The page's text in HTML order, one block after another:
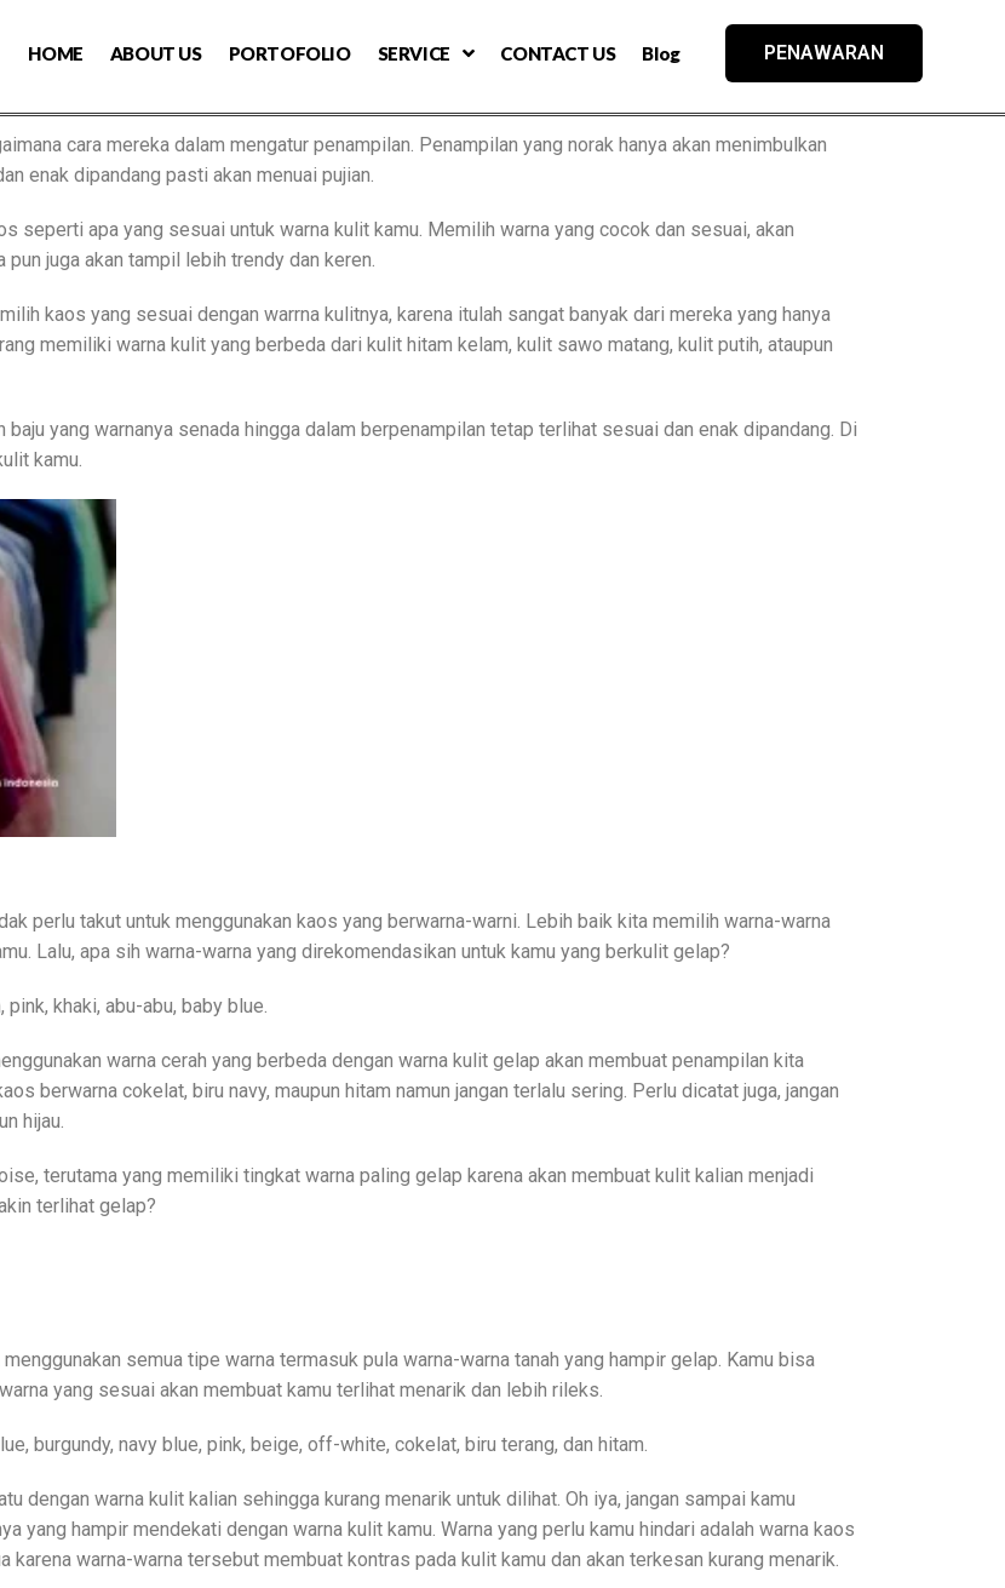
HOME ABOUT US PORTOFOLIO SERVICE CONTACT US Blog PENAWARAN
cara mereka dalam mengatur penampilan. Penampilan yang norak hanya akan menimbulkan
enak dipandang pasti akan menuai pujian.
seperti apa yang sesuai untuk warna kulit kamu. Memilih warna yang cocok dan sesuai, akan
juga akan tampil lebih trendy dan keren.
kaos yang sesuai dengan warrna kulitnya, karena itulah sangat banyak dari mereka yang hanya
memiliki warna kulit yang berbeda dari kulit hitam kelam, kulit sawo matang, kulit putih, ataupun
yang warnanya senada hingga dalam berpenampilan tetap terlihat sesuai dan enak dipandang. Di
kamu.
perlu takut untuk menggunakan kaos yang berwarna-warni. Lebih baik kita memilih warna-warna
Lalu, apa sih warna-warna yang direkomendasikan untuk kamu yang berkulit gelap?
khaki, abu-abu, baby blue.
warna cerah yang berbeda dengan warna kulit gelap akan membuat penampilan kita
berwarna cokelat, biru navy, maupun hitam namun jangan terlalu sering. Perlu dicatat juga, jangan
hijau.
terutama yang memiliki tingkat warna paling gelap karena akan membuat kulit kalian menjadi
terlihat gelap?
semua tipe warna termasuk pula warna-warna tanah yang hampir gelap. Kamu bisa
yang sesuai akan membuat kamu terlihat menarik dan lebih rileks.
burgundy, navy blue, pink, beige, off-white, cokelat, biru terang, dan hitam.
dengan warna kulit kalian sehingga kurang menarik untuk dilihat. Oh iya, jangan sampai kamu
yang hampir mendekati dengan warna kulit kamu. Warna yang perlu kamu hindari adalah warna kaos
karena warna-warna tersebut membuat kontras pada kulit kamu dan akan terkesan kurang menarik.